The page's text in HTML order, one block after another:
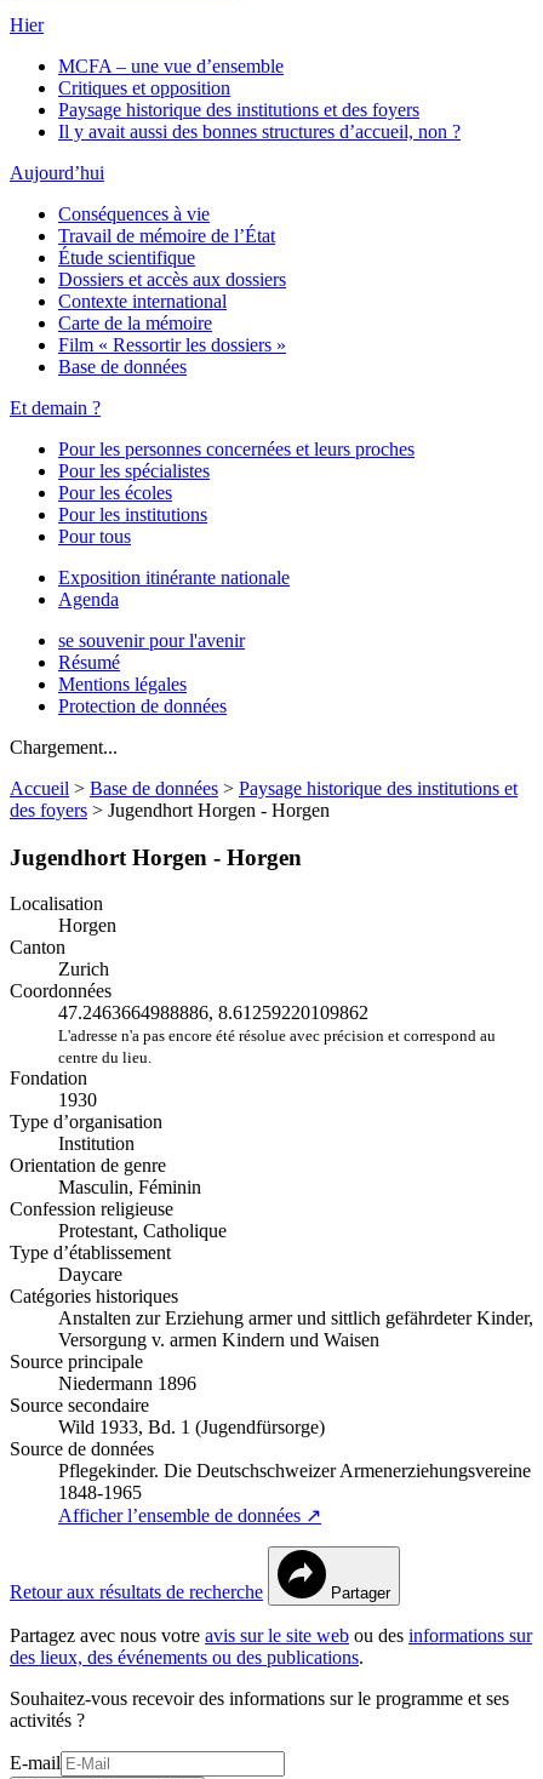
Hier
MCFA – une vue d’ensemble
Critiques et opposition
Paysage historique des institutions et des foyers
Il y avait aussi des bonnes structures d’accueil, non ?
Aujourd’hui
Conséquences à vie
Travail de mémoire de l’État
Étude scientifique
Dossiers et accès aux dossiers
Contexte international
Carte de la mémoire
Film « Ressortir les dossiers »
Base de données
Et demain ?
Pour les personnes concernées et leurs proches
Pour les spécialistes
Pour les écoles
Pour les institutions
Pour tous
Exposition itinérante nationale
Agenda
se souvenir pour l'avenir
Résumé
Mentions légales
Protection de données
Chargement...
Accueil > Base de données > Paysage historique des institutions et
des foyers > Jugendhort Horgen - Horgen
Jugendhort Horgen - Horgen
Localisation
Horgen
Canton
Zurich
Coordonnées
47.2463664988886, 8.61259220109862
L'adresse n'a pas encore été résolue avec précision et correspond au
centre du lieu.
Fondation
1930
Type d’organisation
Institution
Orientation de genre
Masculin, Féminin
Confession religieuse
Protestant, Catholique
Type d’établissement
Daycare
Catégories historiques
Anstalten zur Erziehung armer und sittlich gefährdeter Kinder,
Versorgung v. armen Kindern und Waisen
Source principale
Niedermann 1896
Source secondaire
Wild 1933, Bd. 1 (Jugendfürsorge)
Source de données
Pflegekinder. Die Deutschschweizer Armenerziehungsvereine
1848-1965
Afficher l’ensemble de données ↗
Retour aux résultats de recherche Partager
Partagez avec nous votre avis sur le site web ou des informations sur
des lieux, des événements ou des publications.
Souhaitez-vous recevoir des informations sur le programme et ses
activités ?
E-mail